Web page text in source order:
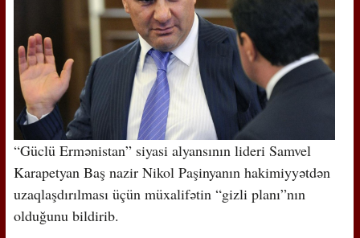
“Güclü Ermənistan” siyasi alyansının lideri Samvel
Karapetyan Baş nazir Nikol Paşinyanın hakimiyyətdən
uzaqlaşdırılması üçün müxalifətin “gizli planı”nın
olduğunu bildirib.